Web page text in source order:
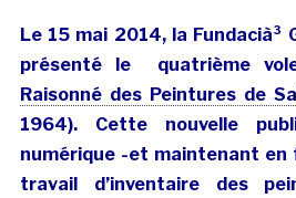
Le 15 mai 2014, la Fundacià³
présenté le quatrième
Raisonné des Peintures de
1964). Cette nouvelle
numérique -et maintenant
travail d’inventaire des